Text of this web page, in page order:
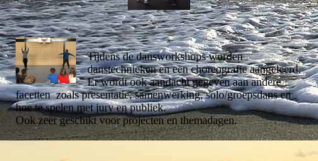
Tijdens de dansworkshops worden
danstechnieken en een choreografie aangeleerd.
Er wordt ook aandacht gegeven aan andere
facetten zoals presentatie, samenwerking, solo/groepsdans en
hoe te spelen met jury en publiek.
Ook zeer geschikt voor projecten en themadagen.